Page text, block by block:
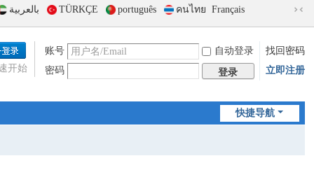
بالعربية TÜRKÇE português คนไทย Français
到
版
账号 自动登录
找回密码
密码
登录 立即注册
开始
快捷导航